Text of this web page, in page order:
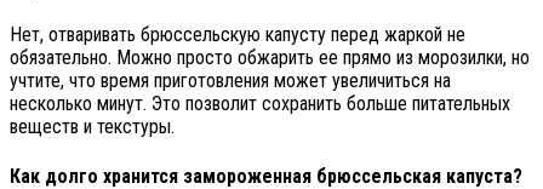
Нет, отваривать брюссельскую капусту перед жаркой не
обязательно. Можно просто обжарить ее прямо из морозилки, но
учтите, что время приготовления может увеличиться на
несколько минут. Это позволит сохранить больше питательных
веществ и текстуры.
Как долго хранится замороженная брюссельская капуста?